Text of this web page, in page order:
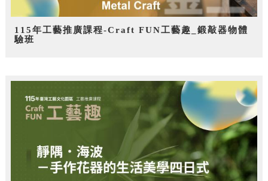
115年工藝推廣課程-Craft FUN工藝趣_鍛敲器物體
驗班